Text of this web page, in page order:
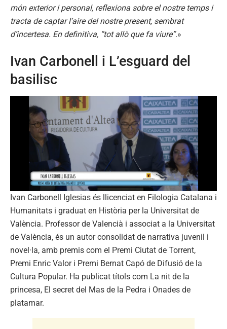
món exterior i personal, reflexiona sobre el nostre temps i
tracta de captar l’aire del nostre present, sembrat
d’incertesa. En definitiva, “tot allò que fa viure”.»
Ivan Carbonell i L’esguard del
basilisc
Ivan Carbonell Iglesias és llicenciat en Filologia Catalana i
Humanitats i graduat en Història per la Universitat de
València. Professor de Valencià i associat a la Universitat
de València, és un autor consolidat de narrativa juvenil i
novel·la, amb premis com el Premi Ciutat de Torrent,
Premi Enric Valor i Premi Bernat Capó de Difusió de la
Cultura Popular. Ha publicat títols com La nit de la
princesa, El secret del Mas de la Pedra i Onades de
platamar.